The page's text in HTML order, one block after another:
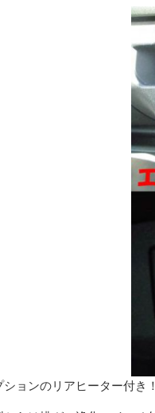
ションのリアヒーター付き！